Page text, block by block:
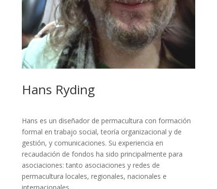
Hans Ryding
Hans es un diseñador de permacultura con formación
formal en trabajo social, teoría organizacional y de
gestión, y comunicaciones. Su experiencia en
recaudación de fondos ha sido principalmente para
asociaciones: tanto asociaciones y redes de
permacultura locales, regionales, nacionales e